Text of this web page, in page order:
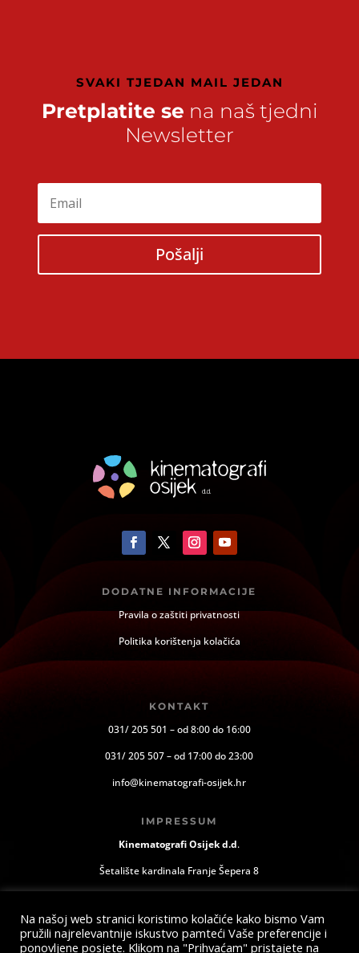
SVAKI TJEDAN MAIL JEDAN
Pretplatite se na naš tjedni
Newsletter
Pošalji
DODATNE INFORMACIJE
Pravila o zaštiti privatnosti
Politika korištenja kolačića
KONTAKT
031/ 205 501 – od 8:00 do 16:00
031/ 205 507 – od 17:00 do 23:00
info@kinematografi-osijek.hr
IMPRESSUM
Kinematografi Osijek d.d.
Šetalište kardinala Franje Šepera 8
Na našoj web stranici koristimo kolačiće kako bismo Vam
pružili najrelevantnije iskustvo pamteći Vaše preferencije i
ponovljene posjete. Klikom na "Prihvaćam" pristajete na